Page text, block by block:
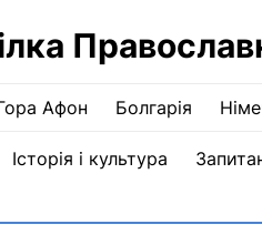
Афон Болгарія
Історія і культура